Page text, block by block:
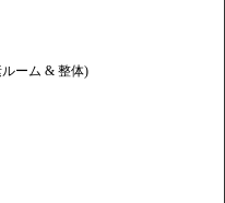
ーム & 整体)